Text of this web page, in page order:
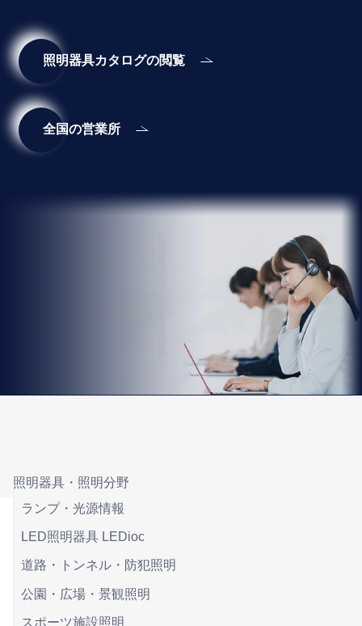
照明器具カタログの閲覧
全国の営業所
照明器具・照明分野
ランプ・光源情報
LED照明器具 LEDioc
道路・トンネル・防犯照明
公園・広場・景観照明
スポーツ施設照明